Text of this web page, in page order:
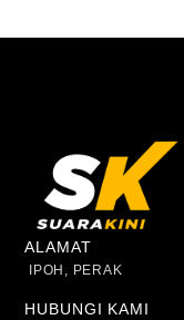
ALAMAT
IPOH, PERAK
HUBUNGI KAMI